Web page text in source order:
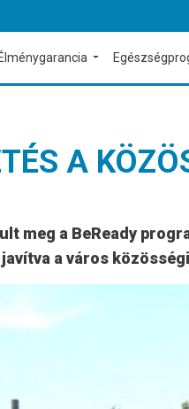
Élménygarancia
A
meg a BeReady
a város